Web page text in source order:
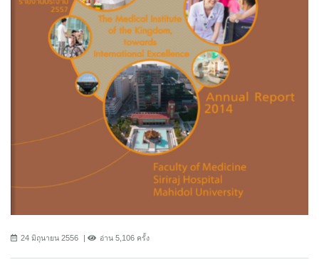
24 มิถุนายน 2556 อ่าน 5,106 ครั้ง